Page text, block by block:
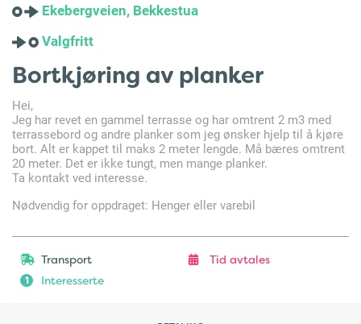
Ekebergveien, Bekkestua
Valgfritt
Bortkjøring av planker
Hei,
Jeg har revet en gammel terrasse og har omtrent 2 m3 med
terrassebord og andre planker som jeg ønsker hjelp til å kjøre
bort. Alt er kappet til maks 2 meter lengde. Må bæres omtrent
20 meter. Det er ikke tungt, men mange planker.
Ta kontakt ved interesse.
Nødvendig for oppdraget: Henger eller varebil
Transport Tid avtales
1 Interesserte